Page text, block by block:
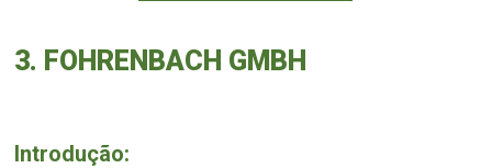
3. FOHRENBACH GMBH
Introdução: